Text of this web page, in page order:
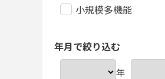
小規模多機能
年月で絞り込む
年